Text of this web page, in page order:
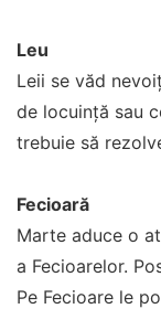
Leu
Leii se văd
de locuință sau
trebuie să
Fecioară
Marte aduce o
a Fecioarelor.
Pe Fecioare le